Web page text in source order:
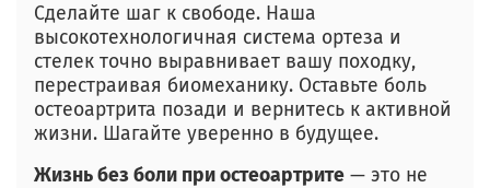
Сделайте шаг к свободе. Наша
высокотехнологичная система ортеза и
стелек точно выравнивает вашу походку,
перестраивая биомеханику. Оставьте боль
остеоартрита позади и вернитесь к активной
жизни. Шагайте уверенно в будущее.
Жизнь без боли при остеоартрите — это не